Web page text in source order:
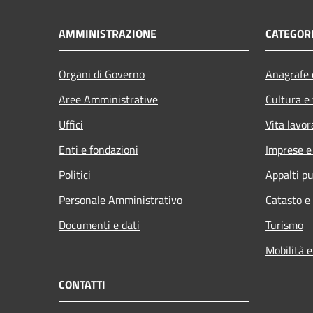
AMMINISTRAZIONE
Organi di Governo
Aree Amministrative
Uffici
Enti e fondazioni
Politici
Personale Amministrativo
Documenti e dati
Cultura
Vita
Imprese
Appalti
Catasto
Turismo
Mobilità
CONTATTI